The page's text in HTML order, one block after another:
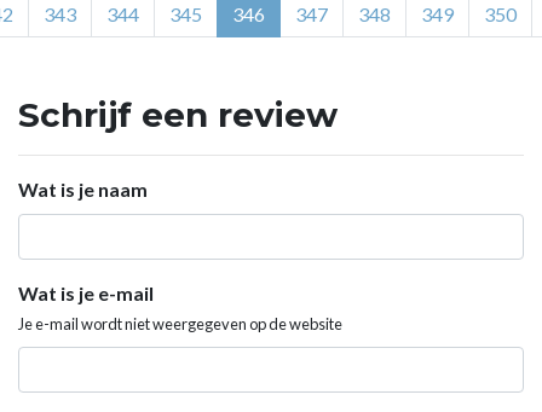
343 344 345 346 347 348 349 350
Schrijf een review
Wat is je naam
Wat is je e-mail
Je e-mail wordt niet weergegeven op de website